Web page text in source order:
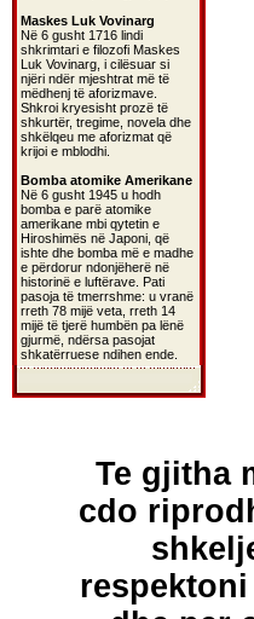
Maskes Luk Vovinarg
Në 6 gusht 1716 lindi
shkrimtari e filozofi Maskes
Luk Vovinarg, i cilësuar si
njëri ndër mjeshtrat më të
mëdhenj të aforizmave.
Shkroi kryesisht prozë të
shkurtër, tregime, novela dhe
shkëlqeu me aforizmat që
krijoi e mblodhi.
Bomba atomike Amerikane
Në 6 gusht 1945 u hodh
bomba e parë atomike
amerikane mbi qytetin e
Hiroshimës në Japoni, që
ishte dhe bomba më e madhe
e përdorur ndonjëherë në
historinë e luftërave. Pati
pasoja të tmerrshme: u vranë
rreth 78 mijë veta, rreth 14
mijë të tjerë humbën pa lënë
gjurmë, ndërsa pasojat
shkatërruese ndihen ende.
Te gjitha
cdo